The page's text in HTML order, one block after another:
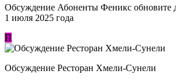
Обсуждение Абоненты Феникс обновите
1 июля 2025 года
П
Обсуждение Ресторан Хмели-Сунели